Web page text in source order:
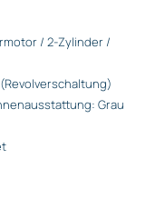
/ 2-Zylinder /
(Revolverschaltung)
Grau